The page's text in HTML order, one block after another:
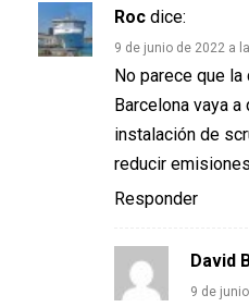
Roc dice:
9 de junio de 2022 a
No parece que
Barcelona vaya
instalación de
reducir emisiones
Responder
David
9 de